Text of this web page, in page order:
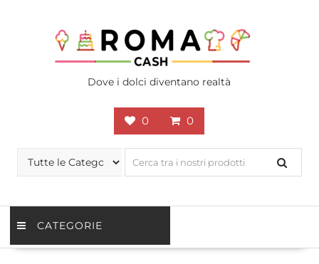
Dove i dolci diventano realtà
0 0
CATEGORIE